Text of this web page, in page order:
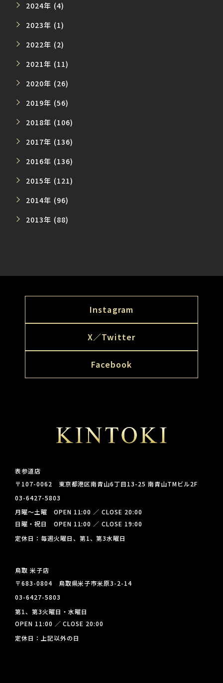
2024年 (4)
2023年 (1)
2022年 (2)
2021年 (11)
2020年 (26)
2019年 (56)
2018年 (106)
2017年 (136)
2016年 (136)
2015年 (121)
2014年 (96)
2013年 (88)
Instagram
X／Twitter
Facebook
表参道店
〒107-0062 東京都港区南青山6丁目13-25 南青山TMビル2F
03-6427-5803
月曜～土曜 OPEN 11:00 ／ CLOSE 20:00
日曜・祝日 OPEN 11:00 ／ CLOSE 19:00
定休日：毎週火曜日、第1、第3水曜日
鳥取 米子店
〒683-0804 鳥取県米子市米原3-2-14
03-6427-5803
第1、第3火曜日・水曜日
OPEN 11:00 ／ CLOSE 20:00
定休日：上記以外の日